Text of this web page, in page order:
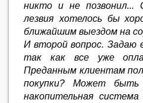
никто и не позвонил...
лезвия хотелось бы
ближайшим выездом на
И второй вопрос. Задаю
так как все уже
Преданным клиентам
покупки? Может
накопительная